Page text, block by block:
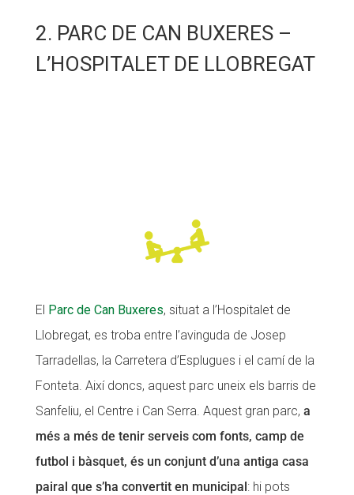
2. PARC DE CAN BUXERES –
L’HOSPITALET DE LLOBREGAT
El Parc de Can Buxeres, situat a l’Hospitalet de
Llobregat, es troba entre l’avinguda de Josep
Tarradellas, la Carretera d’Esplugues i el camí de la
Fonteta. Així doncs, aquest parc uneix els barris de
Sanfeliu, el Centre i Can Serra. Aquest gran parc, a
més a més de tenir serveis com fonts, camp de
futbol i bàsquet, és un conjunt d’una antiga casa
pairal que s’ha convertit en municipal: hi pots